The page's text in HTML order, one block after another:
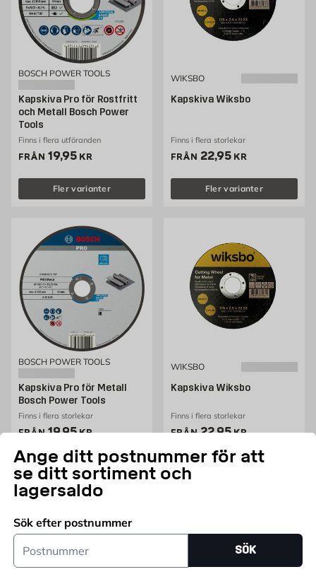
Ange ditt postnummer för att
se ditt sortiment och
lagersaldo
Sök efter postnummer
Postnummer
SÖK
BOSCH POWER TOOLS
Kapskiva Pro för Rostfritt
och Metall Bosch Power
Tools
Finns i flera utföranden
FRÅN Pris 19.95 kr
19,95 KR
Fler varianter
WIKSBO
Kapskiva Wiksbo
Finns i flera storlekar
FRÅN Pris 22.95 kr
22,95 KR
Fler varianter
BOSCH POWER TOOLS
Kapskiva Pro för Metall
Bosch Power Tools
Finns i flera storlekar
FRÅN Pris 19.95 kr
19,95KR
Fler varianter
WIKSBO
Kapskiva Wiksbo
Finns i flera storlekar
FRÅN Pris 22.95 kr
22,95KR
Fler varianter